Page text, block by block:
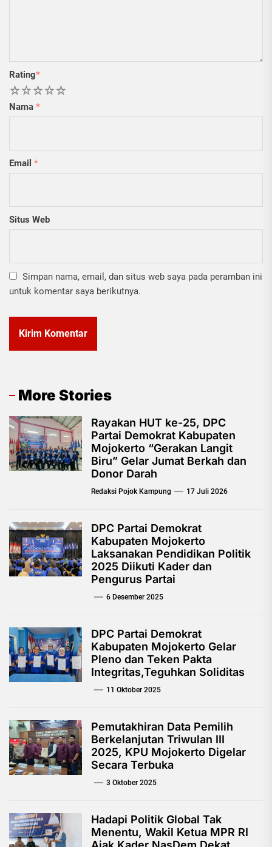
Rating*
5
4
3
2
Nama *
Email *
Situs Web
Simpan nama, email, dan situs web saya pada peramban ini
untuk komentar saya berikutnya.
More Stories
Rayakan HUT ke-25, DPC
Partai Demokrat Kabupaten
Mojokerto “Gerakan Langit
Biru” Gelar Jumat Berkah dan
Donor Darah
Redaksi Pojok Kampung 17 Juli 2026
DPC Partai Demokrat
Kabupaten Mojokerto
Laksanakan Pendidikan Politik
2025 Diikuti Kader dan
Pengurus Partai
6 Desember 2025
DPC Partai Demokrat
Kabupaten Mojokerto Gelar
Pleno dan Teken Pakta
Integritas,Teguhkan Soliditas
11 Oktober 2025
Pemutakhiran Data Pemilih
Berkelanjutan Triwulan III
2025, KPU Mojokerto Digelar
Secara Terbuka
3 Oktober 2025
Hadapi Politik Global Tak
Menentu, Wakil Ketua MPR RI